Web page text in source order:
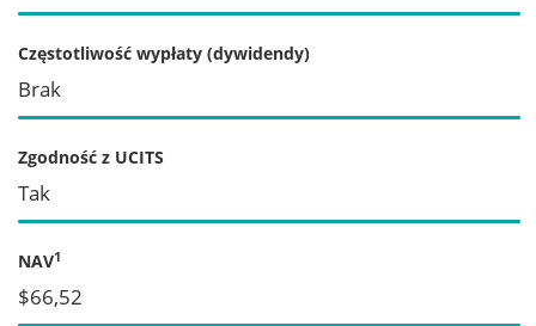
Częstotliwość wypłaty (dywidendy)
Brak
Zgodność z UCITS
Tak
NAV1
$66,52